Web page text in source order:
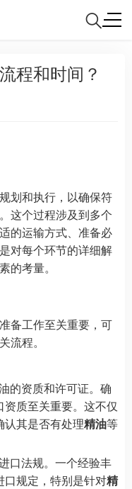
程和时间？
划和执行，以确保符
这个过程涉及到多个
的运输方式、准备必
对每个环节的详细解
的考量。
备工作至关重要，可
流程。
的资质和许可证。确
质至关重要。这不仅
其是否有处理精油等
口法规。一个经验丰
规定，特别是针对精